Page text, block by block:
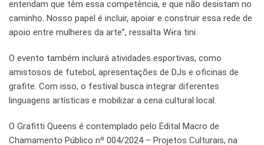
entendam que têm essa competência, e que não desistam no
caminho. Nosso papel é incluir, apoiar e construir essa rede de
apoio entre mulheres da arte”, ressalta Wɨra tini.
O evento também incluirá atividades esportivas, como
amistosos de futebol, apresentações de DJs e oficinas de
grafite. Com isso, o festival busca integrar diferentes
linguagens artísticas e mobilizar a cena cultural local.
O Grafitti Queens é contemplado pelo Edital Macro de
Chamamento Público nº 004/2024 – Projetos Culturais, na